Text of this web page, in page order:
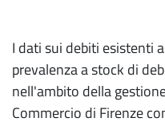
I dati sui debiti esistenti
prevalenza a stock di
nell'ambito della
Commercio di Firenze